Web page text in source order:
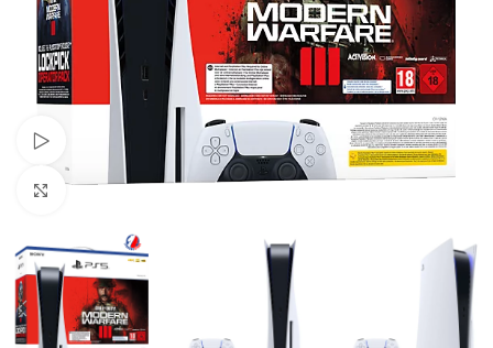
Xem video
Nhấp để phóng to